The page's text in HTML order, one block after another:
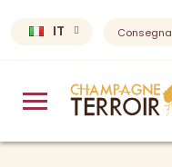
IT Consegna